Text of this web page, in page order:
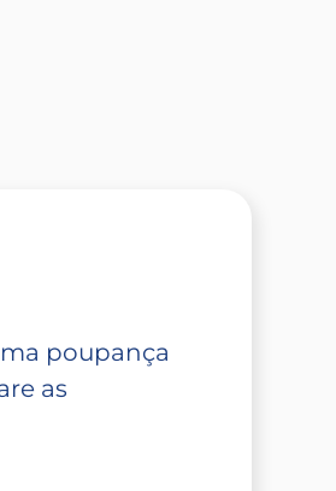
poupança
as